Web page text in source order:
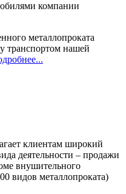
компании
металлопроката
транспортом нашей
клиентам широкий
деятельности – продажи
внушительного
видов металлопроката)